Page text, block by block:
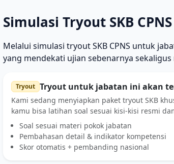
Simulasi Tryout SKB
Melalui simulasi tryout SKB CPNS untuk
yang mendekati ujian sebenarnya
Tryout Tryout untuk jabatan ini akan
Kami sedang menyiapkan paket tryout SKB
kamu bisa latihan soal sesuai kisi-kisi resmi
Soal sesuai materi pokok jabatan
Pembahasan detail & indikator kompetensi
Skor otomatis + pembanding nasional